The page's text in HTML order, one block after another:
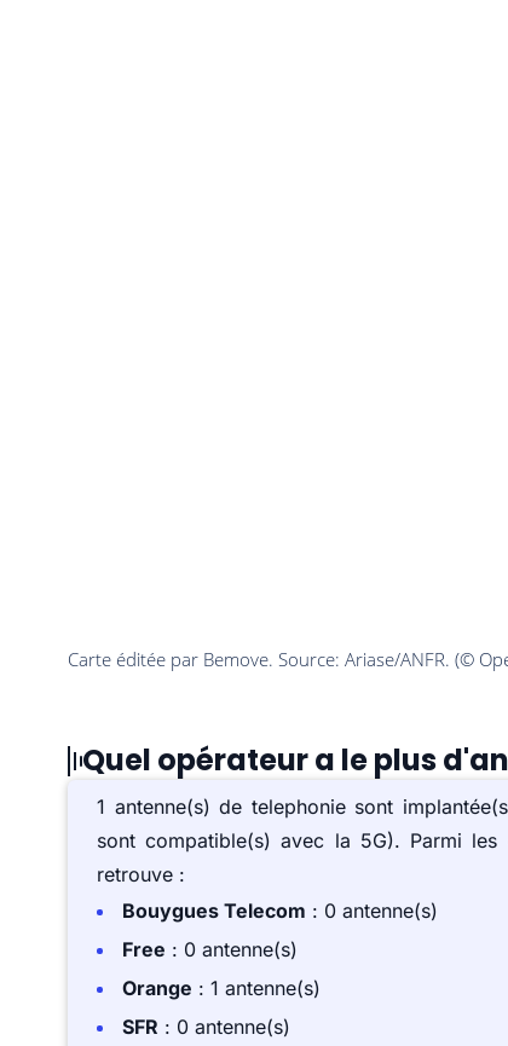
Quel opérateur a le plus
1 antenne(s) de telephonie sont
sont compatible(s) avec la 5G). Parmi
retrouve :
Bouygues Telecom : 0 antenne(s)
Free : 0 antenne(s)
Orange : 1 antenne(s)
SFR : 0 antenne(s)